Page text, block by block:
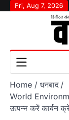
SkipFri, Aug 7, 2026
Home
धनबाद
World
उत्पन्न करें कार्बन